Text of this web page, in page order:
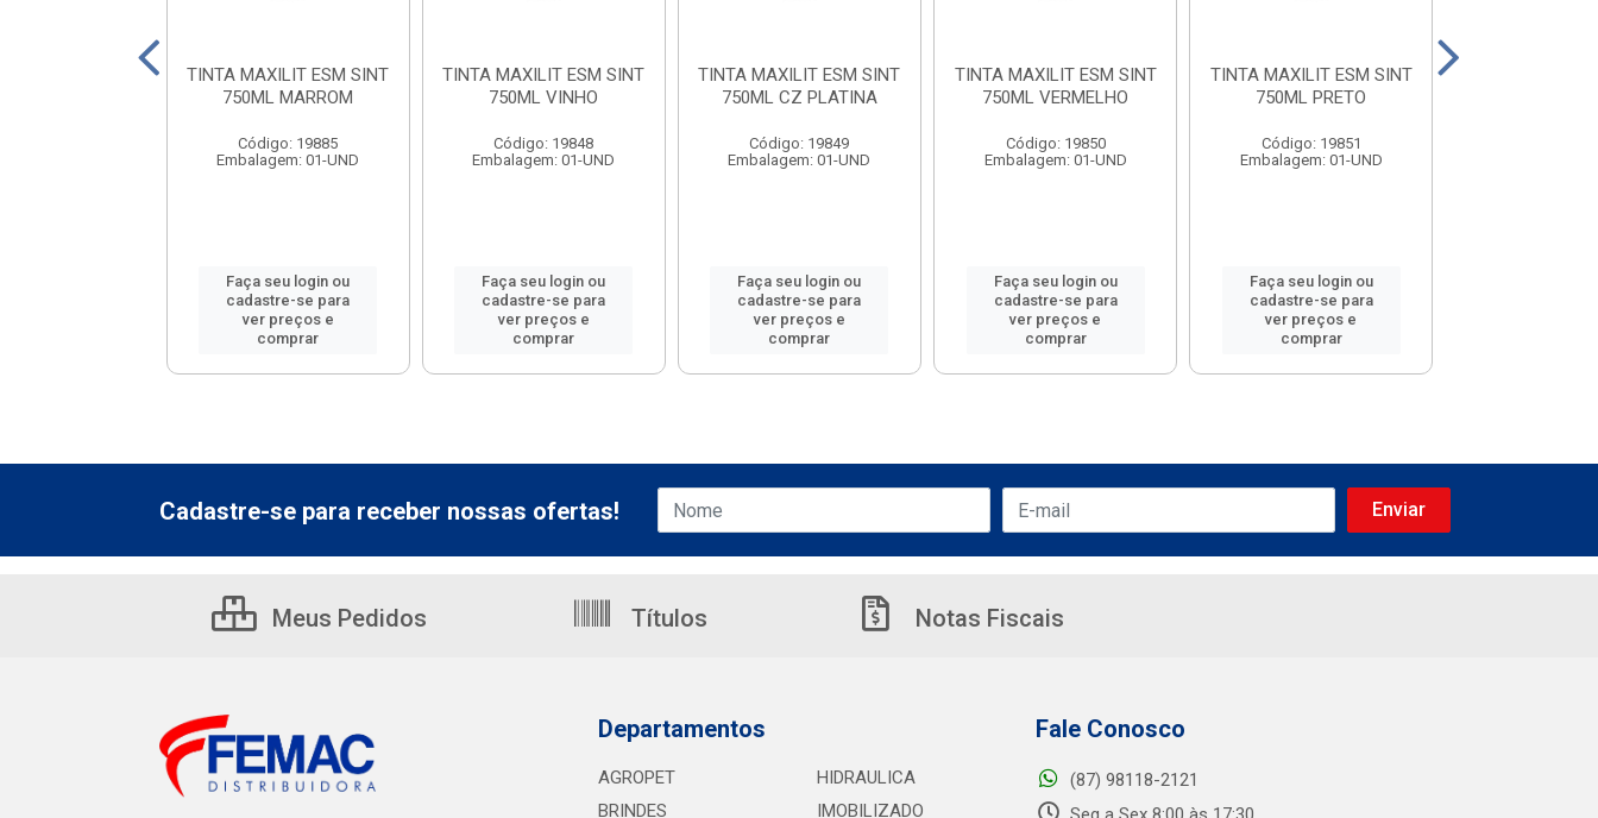
TINTA MAXILIT ESM SINT
750ML MARROM
Código: 19885
Embalagem: 01-UND
Faça seu login ou
cadastre-se para
ver preços e
comprar
TINTA MAXILIT ESM SINT
750ML VINHO
Código: 19848
Embalagem: 01-UND
Faça seu login ou
cadastre-se para
ver preços e
comprar
TINTA MAXILIT ESM SINT
750ML CZ PLATINA
Código: 19849
Embalagem: 01-UND
Faça seu login ou
cadastre-se para
ver preços e
comprar
TINTA MAXILIT ESM SINT
750ML VERMELHO
Código: 19850
Embalagem: 01-UND
Faça seu login ou
cadastre-se para
ver preços e
comprar
TINTA MAXILIT ESM SINT
750ML PRETO
Código: 19851
Embalagem: 01-UND
Faça seu login ou
cadastre-se para
ver preços e
comprar
Cadastre-se para receber nossas ofertas!
Meus Pedidos Títulos Notas Fiscais
Departamentos
AGROPET
BRINDES
HIDRAULICA
IMOBILIZADO
Fale Conosco
(87) 98118-2121